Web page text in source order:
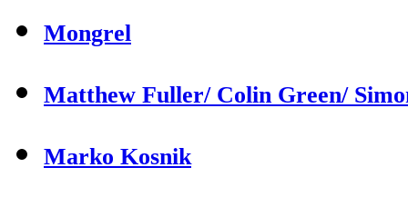
Mongrel
Matthew Fuller/ Colin Green/
Marko Kosnik